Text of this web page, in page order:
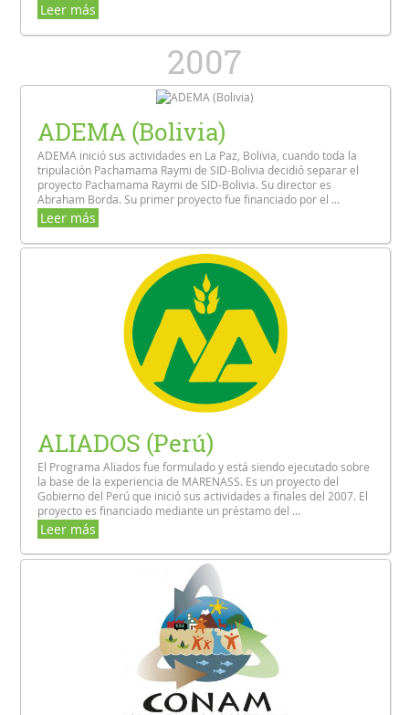
Leer más
2007
ADEMA (Bolivia)
ADEMA inició sus actividades en La Paz, Bolivia, cuando toda la
tripulación Pachamama Raymi de SID-Bolivia decidió separar el
proyecto Pachamama Raymi de SID-Bolivia. Su director es
Abraham Borda. Su primer proyecto fue financiado por el ...
Leer más
ALIADOS (Perú)
El Programa Aliados fue formulado y está siendo ejecutado sobre
la base de la experiencia de MARENASS. Es un proyecto del
Gobierno del Perú que inició sus actividades a finales del 2007. El
proyecto es financiado mediante un préstamo del ...
Leer más